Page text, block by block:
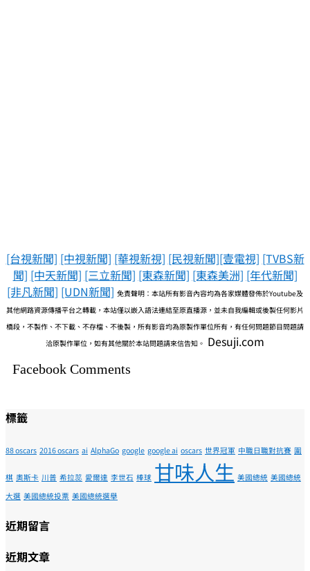
[台視新聞] [中視新聞] [華視新視] [民視新聞][壹電視] [TVBS新
聞] [中天新聞] [三立新聞] [東森新聞] [東森美洲] [年代新聞]
[非凡新聞] [UDN新聞] 免責聲明：本站所有影音內容均為各家媒體發佈於Youtube及
其他網路資源傳播平台之轉載，本站僅以嵌入語法連結至原直播源，並未自我編輯或後製任何影片
橋段，不製作、不下載、不存檔、不後製，所有影音均為原製作單位所有，有任何問題節目問題請
洽原製作單位，如有其他關於本站問題請來信告知。 Desuji.com
Facebook Comments
標籤
88 oscars 2016 oscars ai AlphaGo google google ai oscars 世界冠軍 中職日職對抗賽 圍
棋 奧斯卡 川普 希拉蕊 愛爾達 李世石 棒球 甘味人生 美國總統 美國總統
大選 美國總統投票 美國總統選舉
近期留言
近期文章